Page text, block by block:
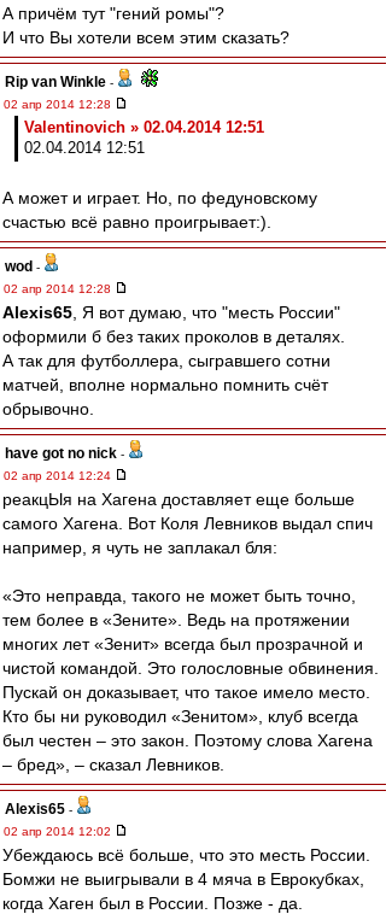
А причём тут "гений ромы"?
И что Вы хотели всем этим сказать?
Rip van Winkle -
02 апр 2014 12:28
Valentinovich » 02.04.2014 12:51
02.04.2014 12:51
А может и играет. Но, по федуновскому
счастью всё равно проигрывает:).
wod -
02 апр 2014 12:28
Alexis65 , Я вот думаю, что "месть России"
оформили б без таких проколов в деталях.
А так для футболлера, сыгравшего сотни
матчей, вполне нормально помнить счёт
обрывочно.
have got no nick -
02 апр 2014 12:24
реакцЫя на Хагена доставляет еще больше
самого Хагена. Вот Коля Левников выдал спич
например, я чуть не заплакал бля:
«Это неправда, такого не может быть точно,
тем более в «Зените». Ведь на протяжении
многих лет «Зенит» всегда был прозрачной и
чистой командой. Это голословные обвинения.
Пускай он доказывает, что такое имело место.
Кто бы ни руководил «Зенитом», клуб всегда
был честен – это закон. Поэтому слова Хагена
– бред», – сказал Левников.
Alexis65 -
02 апр 2014 12:02
Убеждаюсь всё больше, что это месть России.
Бомжи не выигрывали в 4 мяча в Еврокубках,
когда Хаген был в России. Позже - да.